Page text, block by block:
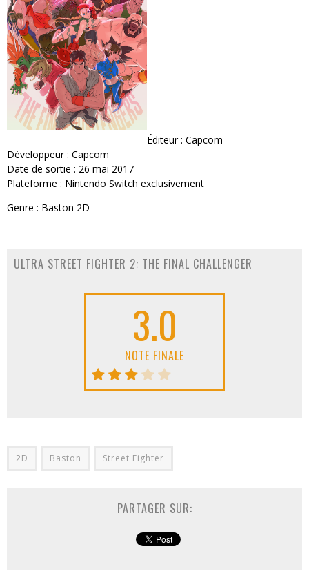
Éditeur : Capcom
Développeur : Capcom
Date de sortie : 26 mai 2017
Plateforme : Nintendo Switch exclusivement
Genre : Baston 2D
ULTRA STREET FIGHTER 2: THE FINAL CHALLENGER
3.0
NOTE FINALE
2D Baston Street Fighter
PARTAGER SUR: